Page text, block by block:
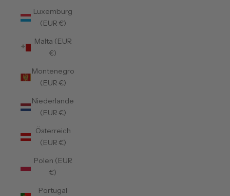
Luxemburg
(EUR €)
Malta (EUR
€)
Montenegro
(EUR €)
Niederlande
(EUR €)
Österreich
(EUR €)
Polen (EUR
€)
Portugal